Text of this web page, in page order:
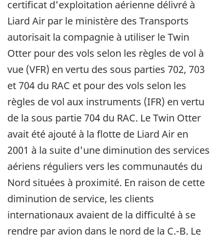
certificat d'exploitation aérienne délivré à
Liard Air par le ministère des Transports
autorisait la compagnie à utiliser le Twin
Otter pour des vols selon les règles de vol à
vue (VFR) en vertu des sous parties 702, 703
et 704 du RAC et pour des vols selon les
règles de vol aux instruments (IFR) en vertu
de la sous partie 704 du RAC. Le Twin Otter
avait été ajouté à la flotte de Liard Air en
2001 à la suite d'une diminution des services
aériens réguliers vers les communautés du
Nord situées à proximité. En raison de cette
diminution de service, les clients
internationaux avaient de la difficulté à se
rendre par avion dans le nord de la C.-B. Le